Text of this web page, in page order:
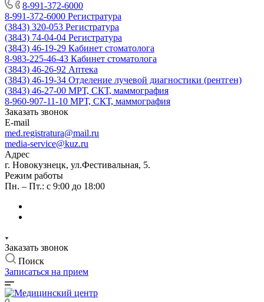
8-991-372-6000
8-991-372-6000 Регистратура
(3843) 320-053 Регистратура
(3843) 74-04-04 Регистратура
(3843) 46-19-29 Кабинет стоматолога
8-983-225-46-43 Кабинет стоматолога
(3843) 46-26-92 Аптека
(3843) 46-19-34 Отделение лучевой диагностики (рентген)
(3843) 46-27-00 МРТ, СКТ, маммография
8-960-907-11-10 МРТ, СКТ, маммография
Заказать звонок
E-mail
med.registratura@mail.ru
media-service@kuz.ru
Адрес
г. Новокузнецк, ул.Фестивальная, 5.
Режим работы
Пн. – Пт.: с 9:00 до 18:00
Заказать звонок
Поиск
Записаться на прием